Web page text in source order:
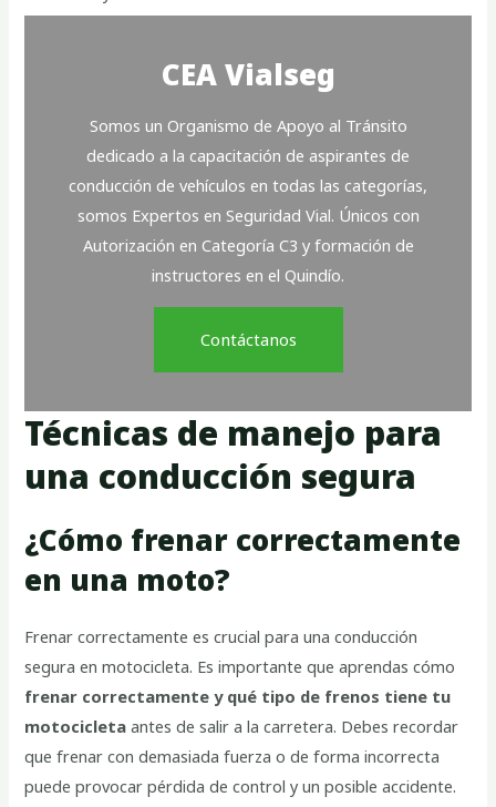
CEA Vialseg
Somos un Organismo de Apoyo al Tránsito
dedicado a la capacitación de aspirantes de
conducción de vehículos en todas las categorías,
somos Expertos en Seguridad Vial. Únicos con
Autorización en Categoría C3 y formación de
instructores en el Quindío.
Contáctanos
Técnicas de manejo para
una conducción segura
¿Cómo frenar correctamente
en una moto?
Frenar correctamente es crucial para una conducción
segura en motocicleta. Es importante que aprendas cómo
frenar correctamente y qué tipo de frenos tiene tu
motocicletaantes de salir a la carretera. Debes recordar
que frenar con demasiada fuerza o de forma incorrecta
puede provocar pérdida de control y un posible accidente.